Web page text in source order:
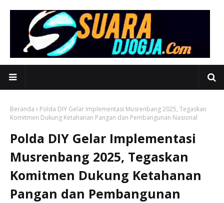
Beranda
Polda DIY Gelar Implementasi Musrenbang 2025, Tegaskan
Komitmen Dukung Ketahanan Pangan dan Pembangunan Nasional
Polda DIY Gelar Implementasi
Musrenbang 2025, Tegaskan
Komitmen Dukung Ketahanan
Pangan dan Pembangunan